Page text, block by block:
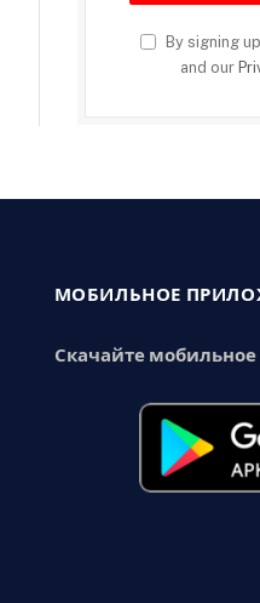
By signing
and our
МОБИЛЬНОЕ
Скачайте